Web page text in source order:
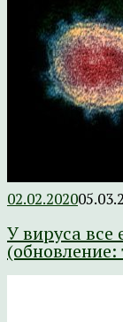
02.02.2020
У вируса все
(обновление: